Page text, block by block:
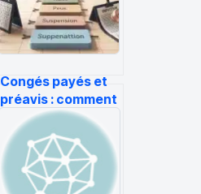
Congés payés et
préavis : comment
éviter le décalage
imprévu de votre
fin de contrat